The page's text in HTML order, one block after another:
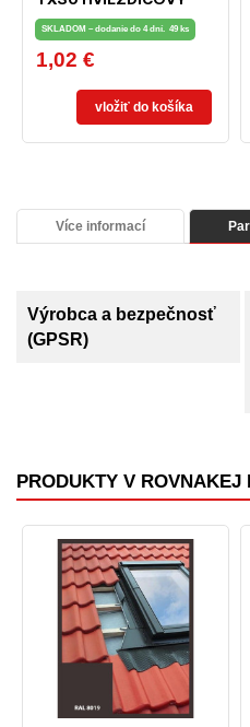
PROFIL (TYP TORX)
SKLADOM – dodanie do 4 dní. 49 ks
Cena
1,02 €
vložiť do košíka
Více informací
Výrobca a bezpečnosť
(GPSR)
PRODUKTY V ROVNAKEJ